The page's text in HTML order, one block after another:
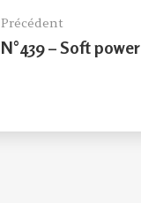
de
l’article
Précédent
Previous
N°439 – Soft power